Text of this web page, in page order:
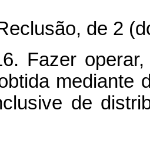
de 2
Fazer
mediante
de